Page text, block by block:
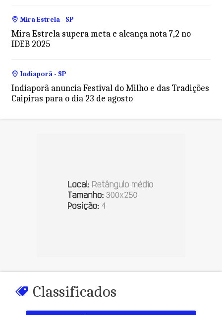
Mira Estrela - SP
Mira Estrela supera meta e alcança nota 7,2 no
IDEB 2025
Indiaporã - SP
Indiaporã anuncia Festival do Milho e das Tradições
Caipiras para o dia 23 de agosto
Classificados